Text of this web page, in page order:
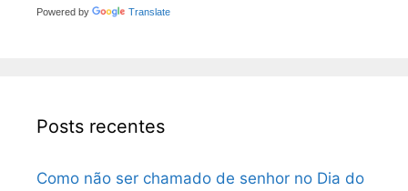
Powered by Translate
Posts recentes
Como não ser chamado de senhor no Dia do